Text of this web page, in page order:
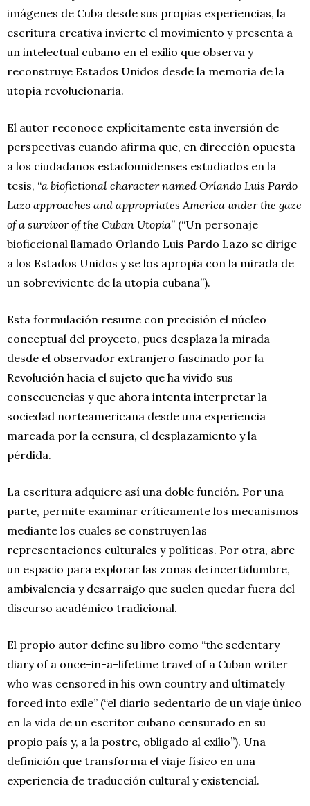
imágenes de Cuba desde sus propias experiencias, la
escritura creativa invierte el movimiento y presenta a
un intelectual cubano en el exilio que observa y
reconstruye Estados Unidos desde la memoria de la
utopía revolucionaria.
El autor reconoce explícitamente esta inversión de
perspectivas cuando afirma que, en dirección opuesta
a los ciudadanos estadounidenses estudiados en la
tesis, “a biofictional character named Orlando Luis Pardo
Lazo approaches and appropriates America under the gaze
of a survivor of the Cuban Utopia” (“Un personaje
bioficcional llamado Orlando Luis Pardo Lazo se dirige
a los Estados Unidos y se los apropia con la mirada de
un sobreviviente de la utopía cubana”).
Esta formulación resume con precisión el núcleo
conceptual del proyecto, pues desplaza la mirada
desde el observador extranjero fascinado por la
Revolución hacia el sujeto que ha vivido sus
consecuencias y que ahora intenta interpretar la
sociedad norteamericana desde una experiencia
marcada por la censura, el desplazamiento y la
pérdida.
La escritura adquiere así una doble función. Por una
parte, permite examinar críticamente los mecanismos
mediante los cuales se construyen las
representaciones culturales y políticas. Por otra, abre
un espacio para explorar las zonas de incertidumbre,
ambivalencia y desarraigo que suelen quedar fuera del
discurso académico tradicional.
El propio autor define su libro como “the sedentary
diary of a once-in-a-lifetime travel of a Cuban writer
who was censored in his own country and ultimately
forced into exile” (“el diario sedentario de un viaje único
en la vida de un escritor cubano censurado en su
propio país y, a la postre, obligado al exilio”). Una
definición que transforma el viaje físico en una
experiencia de traducción cultural y existencial.